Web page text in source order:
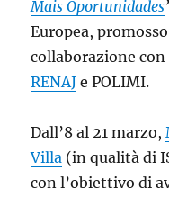
Mais Oportunidades
Europea,
collaborazione con
RENAJ e POLIMI.
Dall’8 al 21 marzo,
Villa (in qualità di
con l’obiettivo di